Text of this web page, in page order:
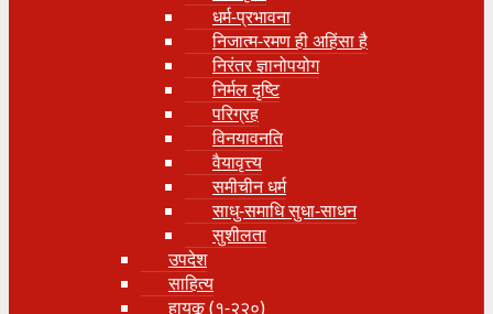
धर्म-प्रभावना
निजात्म-रमण ही अहिंसा है
निरंतर ज्ञानोपयोग
निर्मल दृष्टि
परिग्रह
विनयावनति
वैयावृत्त्य
समीचीन धर्म
साधु-समाधि सुधा-साधन
सुशीलता
उपदेश
साहित्य
हायकू (१‍-२२०)